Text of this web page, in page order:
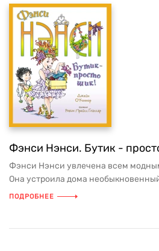
Фэнси Нэнси. Бутик -
Фэнси Нэнси увлечена всем
Она устроила дома
ПОДРОБНЕЕ